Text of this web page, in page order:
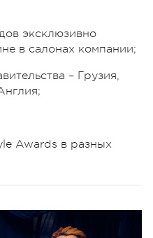
эксклюзивно
в салонах компании;
– Грузия,
Awards в разных